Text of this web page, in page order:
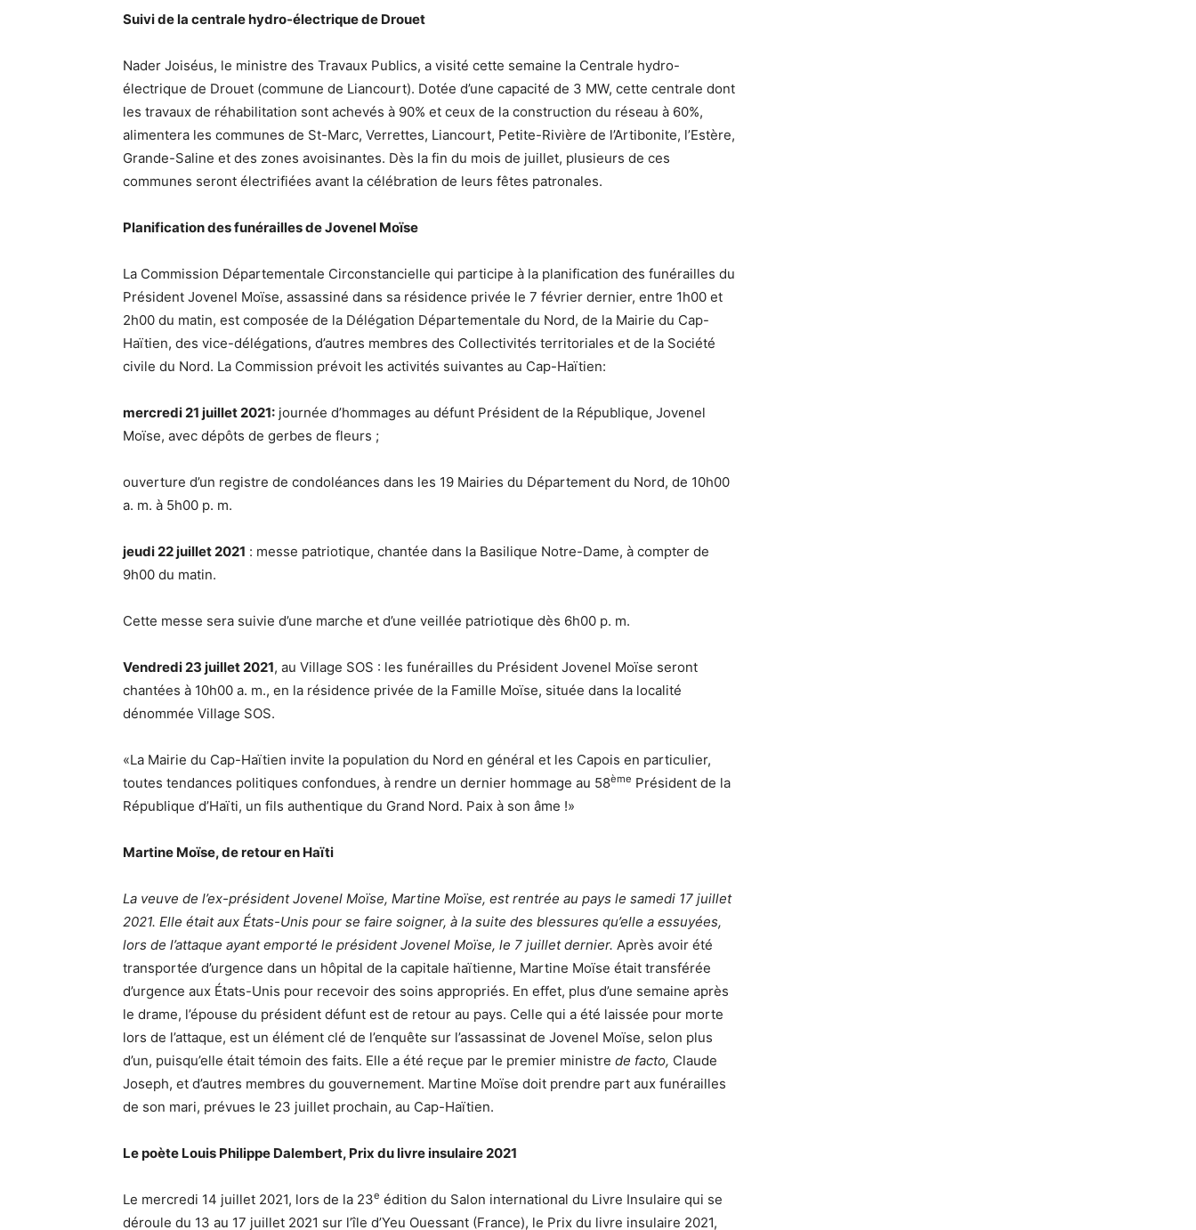
Suivi de la centrale hydro-électrique de Drouet
Nader Joiséus, le ministre des Travaux Publics, a visité cette semaine la Centrale hydro-
électrique de Drouet (commune de Liancourt). Dotée d’une capacité de 3 MW, cette centrale dont
les travaux de réhabilitation sont achevés à 90% et ceux de la construction du réseau à 60%,
alimentera les communes de St-Marc, Verrettes, Liancourt, Petite-Rivière de l’Artibonite, l’Estère,
Grande-Saline et des zones avoisinantes. Dès la fin du mois de juillet, plusieurs de ces
communes seront électrifiées avant la célébration de leurs fêtes patronales.
Planification des funérailles de Jovenel Moïse
La Commission Départementale Circonstancielle qui participe à la planification des funérailles du
Président Jovenel Moïse, assassiné dans sa résidence privée le 7 février dernier, entre 1h00 et
2h00 du matin, est composée de la Délégation Départementale du Nord, de la Mairie du Cap-
Haïtien, des vice-délégations, d’autres membres des Collectivités territoriales et de la Société
civile du Nord. La Commission prévoit les activités suivantes au Cap-Haïtien:
mercredi 21 juillet 2021: journée d’hommages au défunt Président de la République, Jovenel
Moïse, avec dépôts de gerbes de fleurs ;
ouverture d’un registre de condoléances dans les 19 Mairies du Département du Nord, de 10h00
a. m. à 5h00 p. m.
jeudi 22 juillet 2021 : messe patriotique, chantée dans la Basilique Notre-Dame, à compter de
9h00 du matin.
Cette messe sera suivie d’une marche et d’une veillée patriotique dès 6h00 p. m.
Vendredi 23 juillet 2021, au Village SOS : les funérailles du Président Jovenel Moïse seront
chantées à 10h00 a. m., en la résidence privée de la Famille Moïse, située dans la localité
dénommée Village SOS.
«La Mairie du Cap-Haïtien invite la population du Nord en général et les Capois en particulier,
toutes tendances politiques confondues, à rendre un dernier hommage au 58ème Président de la
République d’Haïti, un fils authentique du Grand Nord. Paix à son âme !»
Martine Moïse, de retour en Haïti
La veuve de l’ex-président Jovenel Moïse, Martine Moïse, est rentrée au pays le samedi 17 juillet
2021. Elle était aux États-Unis pour se faire soigner, à la suite des blessures qu’elle a essuyées,
lors de l’attaque ayant emporté le président Jovenel Moïse, le 7 juillet dernier. Après avoir été
transportée d’urgence dans un hôpital de la capitale haïtienne, Martine Moïse était transférée
d’urgence aux États-Unis pour recevoir des soins appropriés. En effet, plus d’une semaine après
le drame, l’épouse du président défunt est de retour au pays. Celle qui a été laissée pour morte
lors de l’attaque, est un élément clé de l’enquête sur l’assassinat de Jovenel Moïse, selon plus
d’un, puisqu’elle était témoin des faits. Elle a été reçue par le premier ministre de facto, Claude
Joseph, et d’autres membres du gouvernement. Martine Moïse doit prendre part aux funérailles
de son mari, prévues le 23 juillet prochain, au Cap-Haïtien.
Le poète Louis Philippe Dalembert, Prix du livre insulaire 2021
Le mercredi 14 juillet 2021, lors de la 23e édition du Salon international du Livre Insulaire qui se
déroule du 13 au 17 juillet 2021 sur l’île d’Yeu Ouessant (France), le Prix du livre insulaire 2021,